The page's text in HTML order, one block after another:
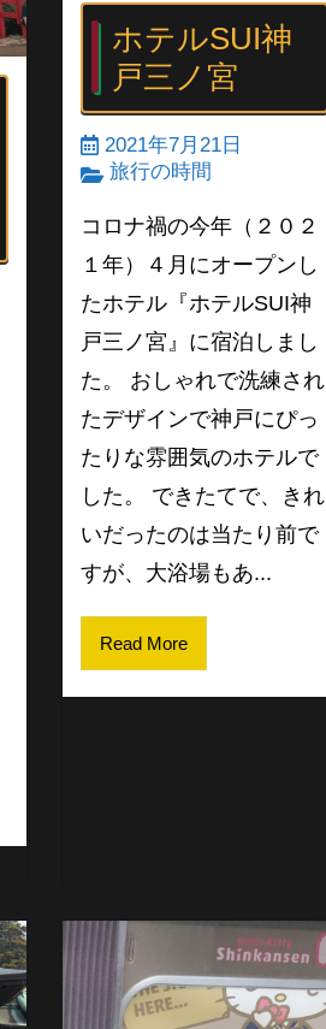
ホテルSUI神
戸三ノ宮
2021年7月21日
旅行の時間
コロナ禍の今年（２０２
１年）４月にオープンし
たホテル『ホテルSUI神
戸三ノ宮』に宿泊しまし
た。 おしゃれで洗練され
たデザインで神戸にぴっ
たりな雰囲気のホテルで
した。 できたてで、きれ
いだったのは当たり前で
すが、大浴場もあ...
Read More